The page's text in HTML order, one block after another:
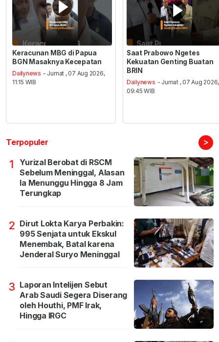
Keracunan MBG di Papua
BGN Masaknya Kecepatan
Dailynews - Jumat , 07 Aug 2026,
11:15 WIB
Saat Prabowo Ngetes
Kekuatan Genting Buatan
BRIN
Dailynews - Jumat , 07 Aug 2026,
09:45 WIB
Terpopuler >
1
Yurizal Berobat di RSCM
Sebelum Meninggal, Alasan
Ia Menunggu Hingga 8 Jam
Terungkap
2 Dirut Lokta Karya Perbakin:
995 Senjata untuk Ekskul
Menembak, Batal karena
Jenderal Suryo Meninggal
3 Laporan Intelijen Sebut
Arab Saudi Segera Diserang
oleh Houthi, PMF Irak,
Hingga IRGC